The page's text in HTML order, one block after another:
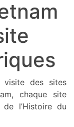
visite des sites
chaque site
l’Histoire du